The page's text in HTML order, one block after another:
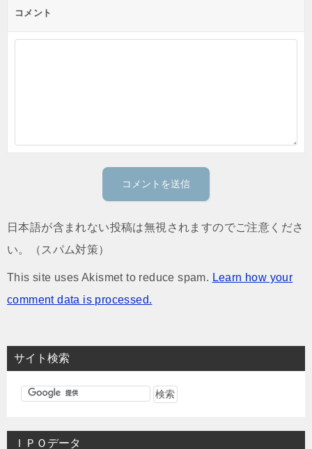
コメント
日本語が含まれない投稿は無視されますのでご注意くださ
い。（スパム対策）
This site uses Akismet to reduce spam. Learn how your
comment data is processed.
サイト検索
ＩＰＯデータ